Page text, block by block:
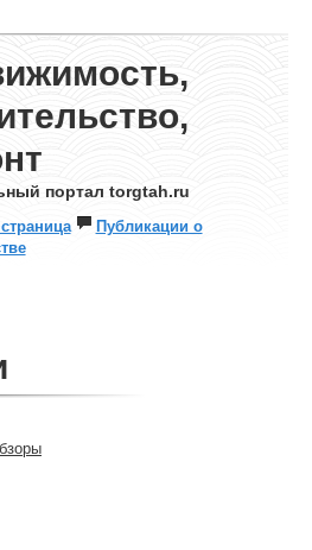
портал torgtah.ru
Публикации о